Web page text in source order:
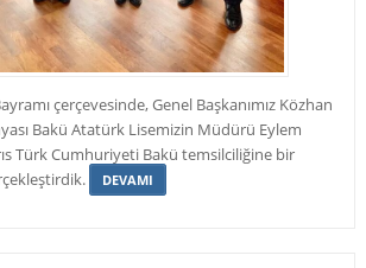
çerçevesinde, Genel Başkanımız Közhan
Bakü Atatürk Lisemizin Müdürü Eylem
Türk Cumhuriyeti Bakü temsilciliğine bir
DEVAMI